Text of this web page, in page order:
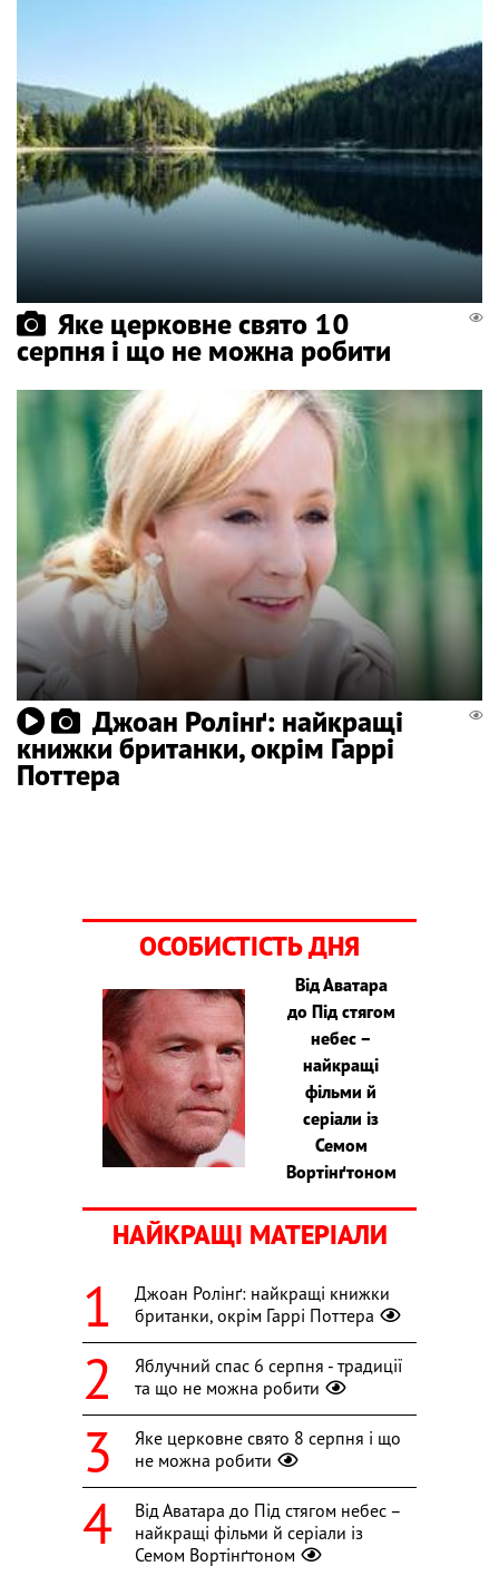
Яке церковне свято 10
серпня і що не можна робити
Джоан Ролінґ: найкращі
книжки британки, окрім Гаррі
Поттера
ОСОБИСТІСТЬ ДНЯ
Від Аватара
до Під стягом
небес –
найкращі
фільми й
серіали із
Семом
Вортінґтоном
НАЙКРАЩІ МАТЕРІАЛИ
Джоан Ролінґ: найкращі книжки
британки, окрім Гаррі Поттера
Яблучний спас 6 серпня - традиції
та що не можна робити
Яке церковне свято 8 серпня і що
не можна робити
Від Аватара до Під стягом небес –
найкращі фільми й серіали із
Семом Вортінґтоном